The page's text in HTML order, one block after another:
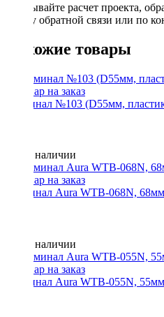
Заказывайте расчет проекта,
форму обратной связи или по
Похожие товары
Терминал №103 (D55мм,
Нет в наличии
Терминал Aura WTB-068N,
Нет в наличии
Терминал Aura WTB-055N,